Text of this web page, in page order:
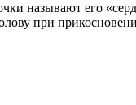
называют его
при